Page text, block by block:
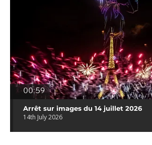
00:59
Arrêt sur images du 14 juillet 2026
14th July 2026